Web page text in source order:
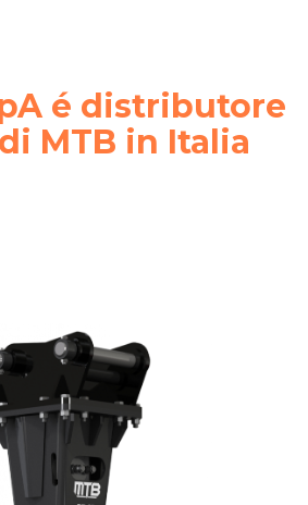
é distributore
MTB in Italia